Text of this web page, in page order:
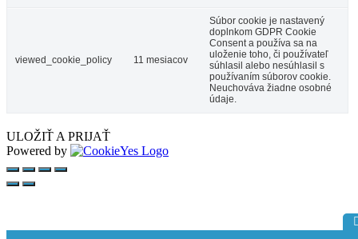
viewed_cookie_policy 11 mesiacov
Súbor cookie je nastavený
doplnkom GDPR Cookie
Consent a používa sa na
uloženie toho, či používateľ
súhlasil alebo nesúhlasil s
používaním súborov cookie.
Neuchováva žiadne osobné
údaje.
ULOŽIŤ A PRIJAŤ
Powered by